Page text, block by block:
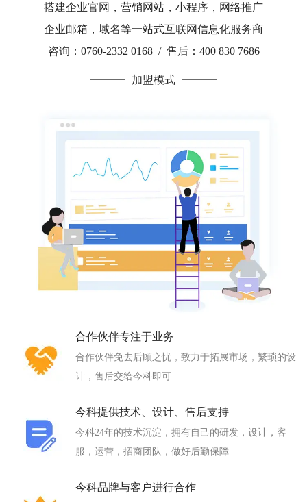
搭建企业官网，营销网站，小程序，网络推广
企业邮箱，域名等一站式互联网信息化服务商
咨询：0760-2332 0168 / 售后：400 830 7686
加盟模式
合作伙伴专注于业务
合作伙伴免去后顾之忧，致力于拓展市场，繁琐的设
计，售后交给今科即可
今科提供技术、设计、售后支持
今科24年的技术沉淀，拥有自己的研发，设计，客
服，运营，招商团队，做好后勤保障
今科品牌与客户进行合作